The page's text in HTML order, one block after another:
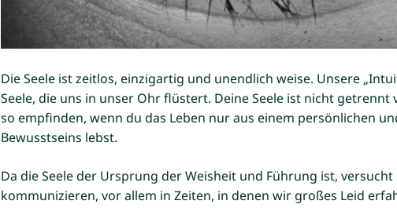
Die Seele ist zeitlos, einzigartig und unendlich weise. Unsere
Seele, die uns in unser Ohr flüstert. Deine Seele ist nicht getrennt
so empfinden, wenn du das Leben nur aus einem persönlichen
Bewusstseins lebst.
Da die Seele der Ursprung der Weisheit und Führung ist,
kommunizieren, vor allem in Zeiten, in denen wir großes Leid